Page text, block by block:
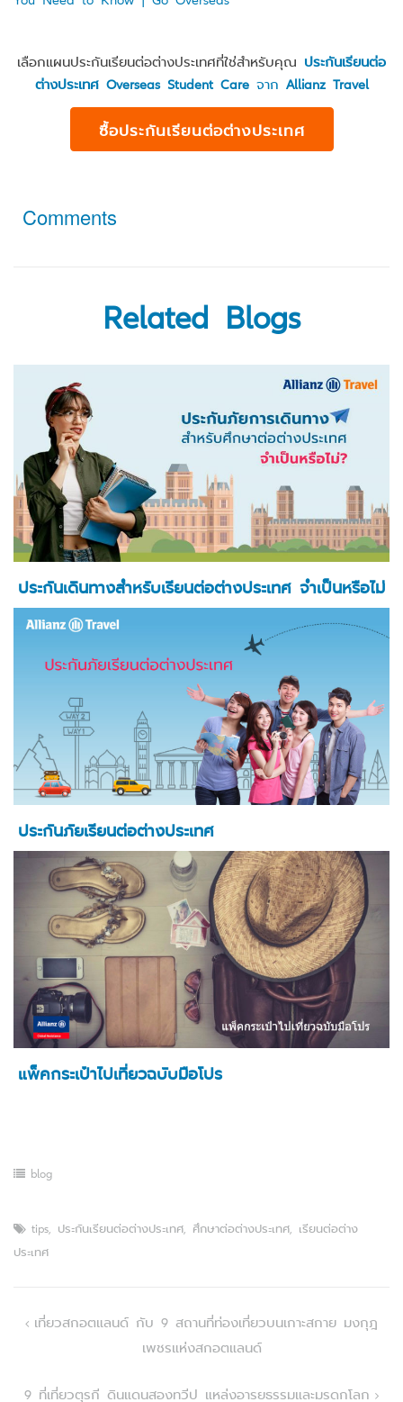
เลือกแผนประกันเรียนต่อต่างประเทศที่ใช่สำหรับคุณ ประกันเรียนต่อ
ต่างประเทศ Overseas Student Careจาก Allianz Travel
ซื้อประกันเรียนต่อต่างประเทศ
Comments
Related Blogs
ประกันเดินทางสำหรับเรียนต่อต่างประเทศ จำเป็นหรือไม่
ประกันภัยเรียนต่อต่างประเทศ
แพ็คกระเป๋าไปเที่ยวฉบับมือโปร
blog
tips, ประกันเรียนต่อต่างประเทศ, ศึกษาต่อต่างประเทศ, เรียนต่อต่าง
ประเทศ
Post
เที่ยวสกอตแลนด์ กับ 9 สถานที่ท่องเที่ยวบนเกาะสกาย มงกุฎ
เพชรแห่งสกอตแลนด์
9 ที่เที่ยวตุรกี ดินแดนสองทวีป แหล่งอารยธรรมและมรดกโลก